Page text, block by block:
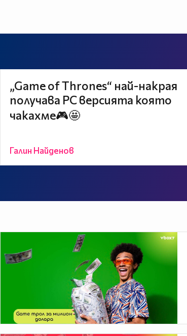
„Game of Thrones“ най-накрая
получава PC версията която
чакахме🎮🤩
Галин Найденов